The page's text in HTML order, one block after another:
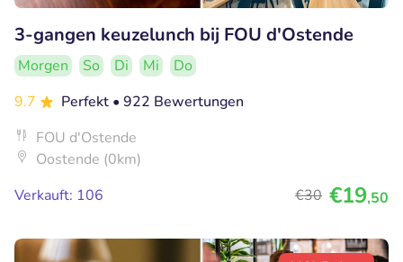
3-gangen keuzelunch bij FOU d'Ostende
Morgen So Di Mi
Do
9.7
Perfekt • 922 Bewertungen
FOU d'Ostende
Oostende (0km)
Verkauft: 106
€30 €19,50